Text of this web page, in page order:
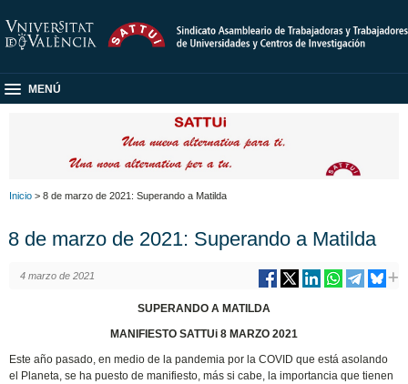
MENÚ
Inicio > 8 de marzo de 2021: Superando a Matilda
8 de marzo de 2021: Superando a Matilda
4 marzo de 2021
SUPERANDO A MATILDA
MANIFIESTO SATTUi 8 MARZO 2021
Este año pasado, en medio de la pandemia por la COVID que está asolando
el Planeta, se ha puesto de manifiesto, más si cabe, la importancia que tienen